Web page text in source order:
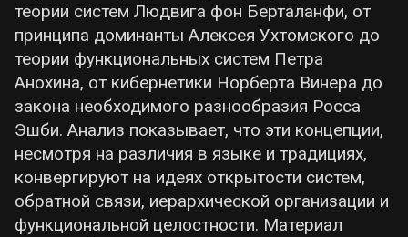
теории систем Людвига фон Берталанфи, от
принципа доминанты Алексея Ухтомского до
теории функциональных систем Петра
Анохина, от кибернетики Норберта Винера до
закона необходимого разнообразия Росса
Эшби. Анализ показывает, что эти концепции,
несмотря на различия в языке и традициях,
конвергируют на идеях открытости систем,
обратной связи, иерархической организации и
функциональной целостности. Материал